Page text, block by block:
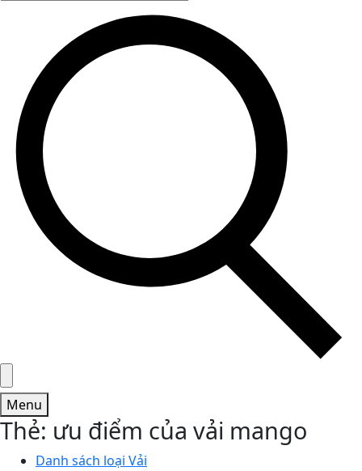
Menu
Thẻ: ưu điểm của vải mango
Danh sách loại Vải